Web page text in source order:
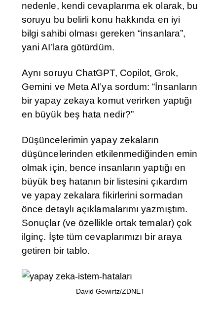
nedenle, kendi cevaplarıma ek olarak, bu
soruyu bu belirli konu hakkında en iyi
bilgi sahibi olması gereken “insanlara”,
yani AI’lara götürdüm.
Aynı soruyu ChatGPT, Copilot, Grok,
Gemini ve Meta AI’ya sordum: “İnsanların
bir yapay zekaya komut verirken yaptığı
en büyük beş hata nedir?”
Düşüncelerimin yapay zekaların
düşüncelerinden etkilenmediğinden emin
olmak için, bence insanların yaptığı en
büyük beş hatanın bir listesini çıkardım
ve yapay zekalara fikirlerini sormadan
önce detaylı açıklamalarımı yazmıştım.
Sonuçlar (ve özellikle ortak temalar) çok
ilginç. İşte tüm cevaplarımızı bir araya
getiren bir tablo.
David Gewirtz/ZDNET